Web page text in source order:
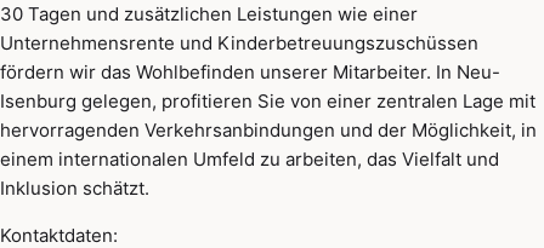
30 Tagen und zusätzlichen Leistungen wie einer
Unternehmensrente und Kinderbetreuungszuschüssen
fördern wir das Wohlbefinden unserer Mitarbeiter. In Neu-
Isenburg gelegen, profitieren Sie von einer zentralen Lage mit
hervorragenden Verkehrsanbindungen und der Möglichkeit, in
einem internationalen Umfeld zu arbeiten, das Vielfalt und
Inklusion schätzt.
Kontaktdaten: